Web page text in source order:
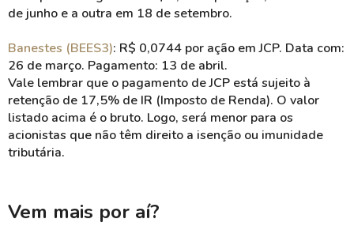
de junho e a outra em 18 de setembro.
Banestes (BEES3): R$ 0,0744 por ação em JCP. Data com:
26 de março. Pagamento: 13 de abril.
Vale lembrar que o pagamento de JCP está sujeito à
retenção de 17,5% de IR (Imposto de Renda). O valor
listado acima é o bruto. Logo, será menor para os
acionistas que não têm direito a isenção ou imunidade
tributária.
Vem mais por aí?